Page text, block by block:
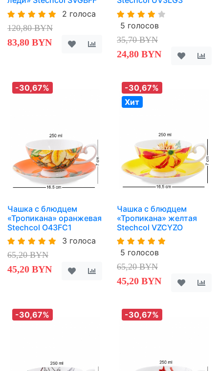
2 голоса
120,80 BYN
83,80 BYN
5 голосов
35,70 BYN
24,80 BYN
-30,67%
Чашка с блюдцем
«Тропикана» оранжевая
Stechcol O43FC1
3 голоса
65,20 BYN
45,20 BYN
-30,67%
Хит
Чашка с блюдцем
«Тропикана» желтая
Stechcol VZCYZO
5 голосов
65,20 BYN
45,20 BYN
-30,67% -30,67%